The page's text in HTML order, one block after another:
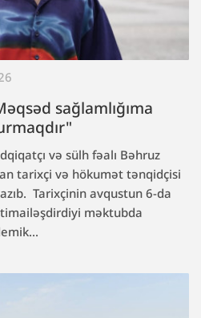
sağlamlığıma
və sülh fəalı Bəhruz
tarixçi və hökumət tənqidçisi
Tarixçinin avqustun 6-da
məktubda